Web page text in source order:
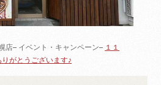
店 イベント・キャンペーン
１１
がとうございます♪